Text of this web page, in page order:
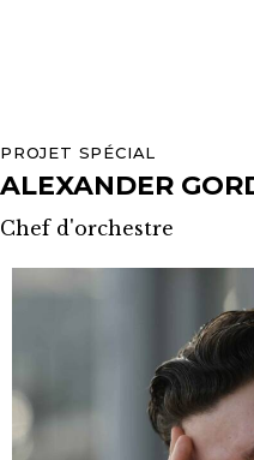
PROJET SPÉCIAL
ALEXANDER
Chef d'orchestre